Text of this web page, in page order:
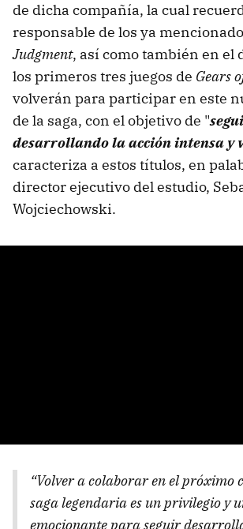
de dicha compañía, la cual
responsable de los ya
Judgment, así como también en el
los primeros tres juegos de Gears
volverán para participar en este
de la saga, con el objetivo de "
desarrollando la acción intensa y
caracteriza a estos títulos, en
director ejecutivo del estudio,
Wojciechowski.
“Volver a colaborar en el próximo
saga legendaria es un privilegio y
emocionante para seguir